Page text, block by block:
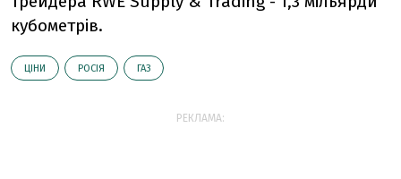
кубометрів.
ЦІНИ РОСІЯ ГАЗ
РЕКЛАМА: